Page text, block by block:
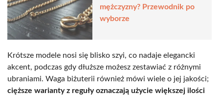
mężczyzny? Przewodnik po
wyborze
Krótsze modele nosi się blisko szyi, co nadaje elegancki
akcent, podczas gdy dłuższe możesz zestawiać z różnymi
ubraniami. Waga biżuterii również mówi wiele o jej jakości;
cięższe warianty z reguły oznaczają użycie większej ilości